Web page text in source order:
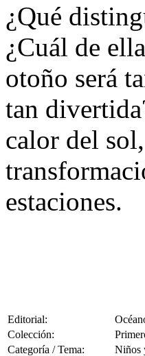
¿Qué
¿Cuál de
otoño será
tan
calor del
estaciones.
Editorial:
Colección:
Categoría / Tema:
Niños